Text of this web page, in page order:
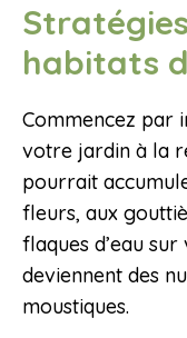
habitats
Commencez par
votre jardin à la
pourrait
fleurs, aux
flaques d’eau
deviennent des
moustiques.